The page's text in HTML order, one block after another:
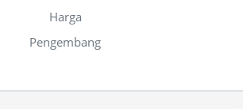
Harga
Pengembang